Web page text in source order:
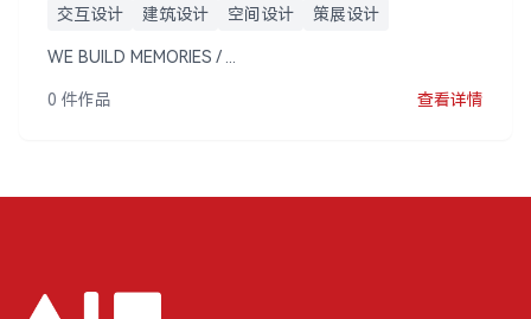
交互设计 建筑设计 空间设计 策展设计
WE BUILD MEMORIES / ...
0 件作品 查看详情